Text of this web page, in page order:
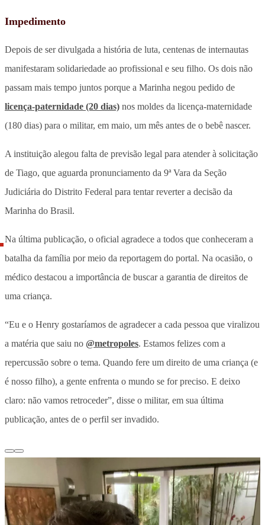
Impedimento
Depois de ser divulgada a história de luta, centenas de internautas
manifestaram solidariedade ao profissional e seu filho. Os dois não
passam mais tempo juntos porque a Marinha negou pedido de
licença-paternidade (20 dias) nos moldes da licença-maternidade
(180 dias) para o militar, em maio, um mês antes de o bebê nascer.
A instituição alegou falta de previsão legal para atender à solicitação
de Tiago, que aguarda pronunciamento da 9ª Vara da Seção
Judiciária do Distrito Federal para tentar reverter a decisão da
Marinha do Brasil.
Na última publicação, o oficial agradece a todos que conheceram a
batalha da família por meio da reportagem do portal. Na ocasião, o
médico destacou a importância de buscar a garantia de direitos de
uma criança.
“Eu e o Henry gostaríamos de agradecer a cada pessoa que viralizou
a matéria que saiu no @metropoles. Estamos felizes com a
repercussão sobre o tema. Quando fere um direito de uma criança (e
é nosso filho), a gente enfrenta o mundo se for preciso. E deixo
claro: não vamos retroceder”, disse o militar, em sua última
publicação, antes de o perfil ser invadido.